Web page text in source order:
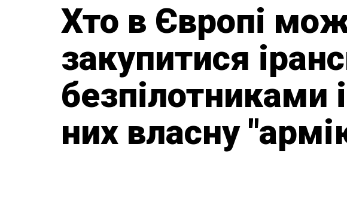
Хто в Європі
закупитися
безпілотниками
них власну